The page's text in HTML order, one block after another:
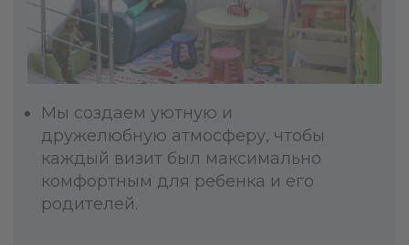
Мы создаем уютную и
дружелюбную атмосферу, чтобы
каждый визит был максимально
комфортным для ребенка и его
родителей.